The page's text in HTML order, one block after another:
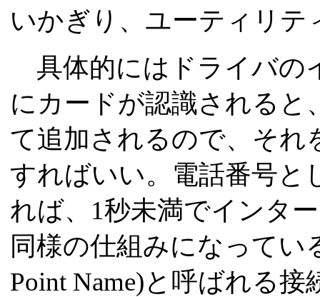
いかぎり、ユーティリ
具体的にはドライバの
にカードが認識されると
て追加されるので、それ
すればいい。電話番号
れば、1秒未満でインタ
同様の仕組みになってい
Point Name)と呼ばれる